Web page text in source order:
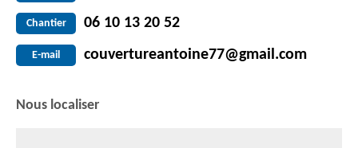
Chantier 06 10 13 20 52
E-mail couvertureantoine77@gmail.com
Nous localiser